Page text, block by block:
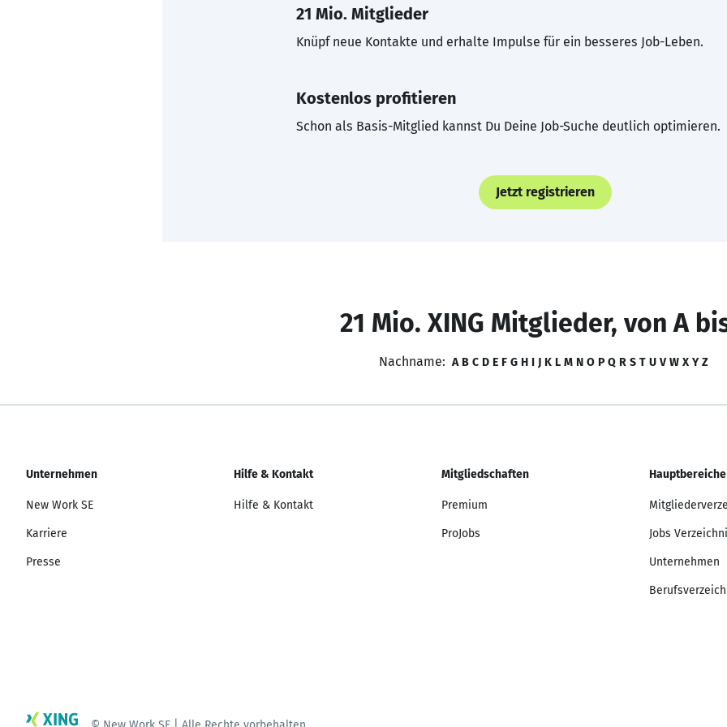
21 Mio. Mitglieder
Knüpf neue Kontakte und erhalte Impulse für ein besseres Job-Leben.
Kostenlos profitieren
Schon als Basis-Mitglied kannst Du Deine Job-Suche deutlich optimieren.
Jetzt registrieren
21 Mio. XING Mitglieder, von A
Nachname: A B C D E F G H I J K L M N O P Q R S T U V W X Y Z
Unternehmen
New Work SE
Karriere
Presse
Hilfe & Kontakt
Hilfe & Kontakt
Mitgliedschaften
Premium
ProJobs
Hauptbereiche
Jobs
Unternehmen